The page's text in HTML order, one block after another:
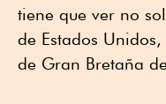
tiene que ver no
de Estados
de Gran Bretaña